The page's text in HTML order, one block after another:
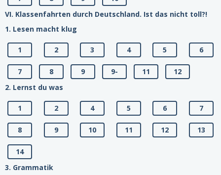
VI. Klassenfahrten durch Deutschland. Ist das nicht toll?!
1. Lesen macht klug
1 2 3 4 5 6
7 8 9 9- 11
12
2. Lernst du was
1 2 4 5 6 7
8 9 10 11 12 13
14
3. Grammatik